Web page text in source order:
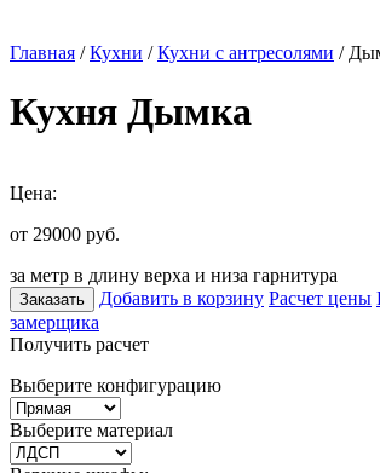
Главная /Кухни /Кухни с антресолями /
Кухня Дымка
Цена:
от 29000 руб.
за метр в длину верха и низа гарнитура
Заказать Добавить в корзину Расчет цены
замерщика
Получить расчет
Выберите конфигурацию
Выберите материал